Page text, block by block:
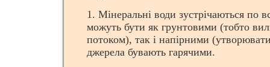
1. Мінеральні води зустрічаються по
можуть бути як грунтовими (тобто
потоком), так і напірними
джерела бувають гарячими.